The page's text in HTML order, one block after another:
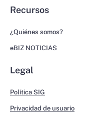
Recursos
¿Quiénes somos?
eBIZ NOTICIAS
Legal
Política SIG
Privacidad de usuario